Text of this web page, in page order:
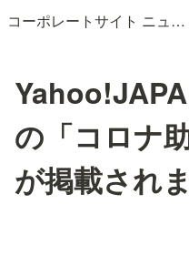
コーポレートサイト ニュースリリースDB
の「コロナ
が掲載され